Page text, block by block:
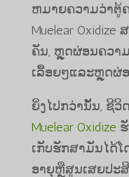
ຫມາຍຄວາມວ່າຕູ້ຄ
Muelear
ຄັນ, ຫຼຸດຜ່ອນຄວາ
ເລື້ອຍໆແລະຫຼຸດຜ່
ຍິ່ງໄປກວ່ານັ້ນ, ຊີວິ
Muelear Oxidize
ເກັບຮັກສາມັນໄດ້
ອາຍຸຫຼືສູນເສຍປະ